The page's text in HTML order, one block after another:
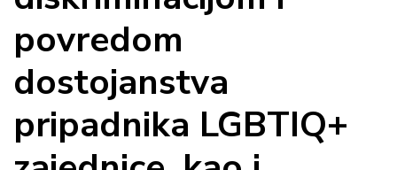
povredom
dostojanstva
pripadnika LGBTIQ+